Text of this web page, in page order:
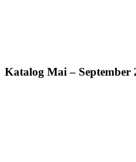
Katalog Mai – September